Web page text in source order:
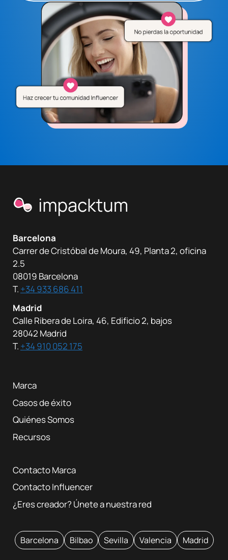
Barcelona
Carrer de Cristóbal de Moura, 49, Planta 2, oficina
2.5
08019 Barcelona
T. +34 933 686 411
Madrid
Calle Ribera de Loira, 46, Edificio 2, bajos
28042 Madrid
T. +34 910 052 175
Marca
Casos de éxito
Quiénes Somos
Recursos
Contacto Marca
Contacto Influencer
¿Eres creador? Únete a nuestra red
Barcelona Bilbao Sevilla Valencia Madrid